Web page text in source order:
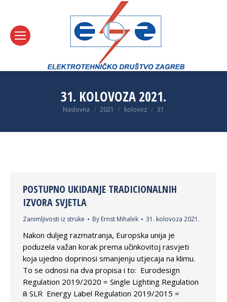
31. KOLOVOZA 2021.
You are here:
Naslovna 2021 kolovoz 31
POSTUPNO UKIDANJE TRADICIONALNIH
IZVORA SVJETLA
Zanimljivosti iz struke By Ernst Mihalek 31. kolovoza 2021.
Nakon duljeg razmatranja, Europska unija je
poduzela važan korak prema učinkovitoj rasvjeti
koja ujedno doprinosi smanjenju utjecaja na klimu.
To se odnosi na dva propisa i to: Eurodesign
Regulation 2019/2020 = Single Lighting Regulation
ili SLR Energy Label Regulation 2019/2015 =